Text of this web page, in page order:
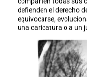
defienden el derecho
equivocarse,
una caricatura o a un